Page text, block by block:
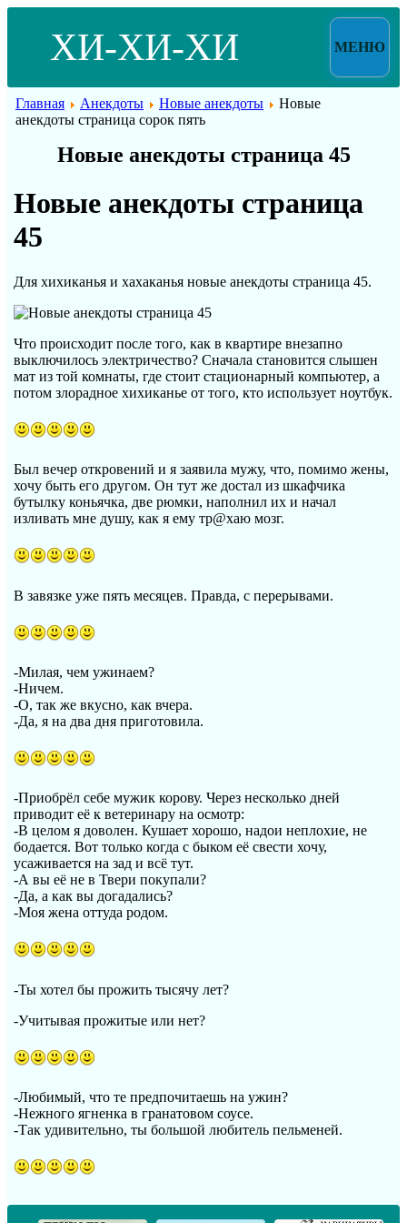
ХИ-ХИ-ХИ МЕНЮ
Главная Анекдоты Новые анекдоты
Новые
анекдоты страница сорок пять
Новые анекдоты страница 45
Новые анекдоты страница
45
Для хихиканья и хахаканья новые анекдоты страница 45.
Что происходит после того, как в квартире внезапно
выключилось электричество? Сначала становится слышен
мат из той комнаты, где стоит стационарный компьютер, а
потом злорадное хихиканье от того, кто использует ноутбук.
Был вечер откровений и я заявила мужу, что, помимо жены,
хочу быть его другом. Он тут же достал из шкафчика
бутылку коньячка, две рюмки, наполнил их и начал
изливать мне душу, как я ему тр@хаю мозг.
В завязке уже пять месяцев. Правда, с перерывами.
-Милая, чем ужинаем?
-Ничем.
-О, так же вкусно, как вчера.
-Да, я на два дня приготовила.
-Приобрёл себе мужик корову. Через несколько дней
приводит её к ветеринару на осмотр:
-В целом я доволен. Кушает хорошо, надои неплохие, не
бодается. Вот только когда с быком её свести хочу,
усаживается на зад и всё тут.
-А вы её не в Твери покупали?
-Да, а как вы догадались?
-Моя жена оттуда родом.
-Ты хотел бы прожить тысячу лет?
-Учитывая прожитые или нет?
-Любимый, что те предпочитаешь на ужин?
-Нежного ягненка в гранатовом соусе.
-Так удивительно, ты большой любитель пельменей.